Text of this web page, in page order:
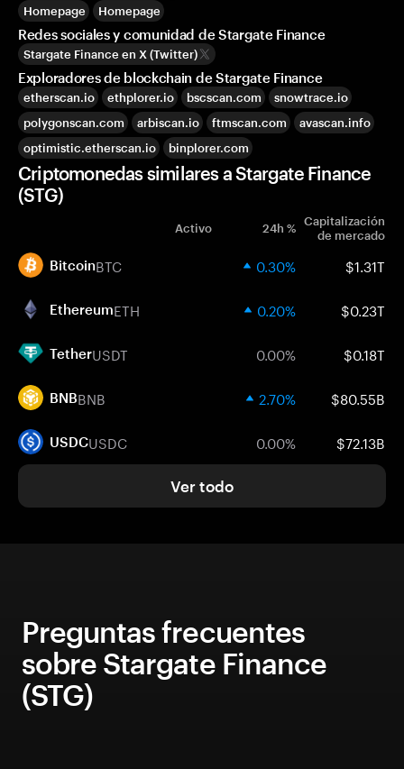
Homepage Homepage
Redes sociales y comunidad de Stargate Finance
Stargate Finance en X (Twitter)
Exploradores de blockchain de Stargate Finance
etherscan.io ethplorer.io bscscan.com
snowtrace.io
polygonscan.com
arbiscan.io ftmscan.com
avascan.info
optimistic.etherscan.io
binplorer.com
Criptomonedas similares a Stargate Finance
(STG)
Activo 24h % Capitalización
de mercado
BitcoinBTC 0.30% $1.31T
EthereumETH 0.20% $0.23T
TetherUSDT 0.00% $0.18T
BNBBNB 2.70% $80.55B
USDCUSDC 0.00% $72.13B
Ver todo
Preguntas frecuentes
sobre Stargate Finance
(STG)